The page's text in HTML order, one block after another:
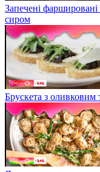
Запечені
сиром
Брускета з оливковим